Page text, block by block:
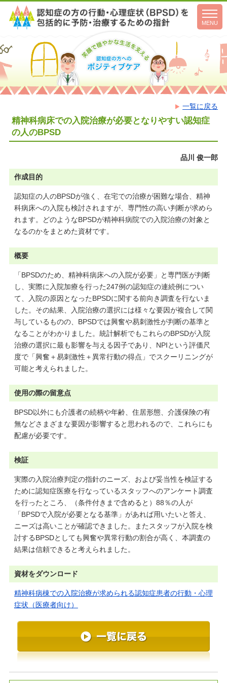
toggle
MENU
一覧に戻る
精神科病床での入院治療が必要となりやすい認知症
の人のBPSD
品川 俊一郎
作成目的
認知症の人のBPSDが強く、在宅での治療が困難な場合、精神
科病床への入院も検討されますが、専門性の高い判断が求めら
れます。どのようなBPSDが精神科病院での入院治療の対象と
なるのかをまとめた資材です。
概要
「BPSDのため、精神科病床への入院が必要」と専門医が判断
し、実際に入院加療を行った247例の認知症の連続例につい
て、入院の原因となったBPSDに関する前向き調査を行ないま
した。その結果、入院治療の選択には様々な要因が複合して関
与しているものの、BPSDでは興奮や易刺激性が判断の基準と
なることがわかりました。統計解析でもこれらのBPSDが入院
治療の選択に最も影響を与える因子であり、NPIという評価尺
度で「興奮＋易刺激性＋異常行動の得点」でスクーリニングが
可能と考えられました。
使用の際の留意点
BPSD以外にも介護者の続柄や年齢、住居形態、介護保険の有
無などさまざまな要因が影響すると思われるので、これらにも
配慮が必要です。
検証
実際の入院治療判定の指針のニーズ、および妥当性を検証する
ために認知症医療を行なっているスタッフへのアンケート調査
を行ったところ、（条件付きまで含めると）88％の人が
「BPSDで入院が必要となる基準」があれば用いたいと答え、
ニーズは高いことが確認できました。またスタッフが入院を検
討するBPSDとしても興奮や異常行動の割合が高く、本調査の
結果は信頼できると考えられました。
資材をダウンロード
精神科病棟での入院治療が求められる認知症患者の行動・心理
症状（医療者向け）